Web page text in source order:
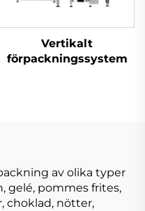
Vertikalt
förpackningssystem
av olika typer
gelé, pommes frites,
choklad, nötter,